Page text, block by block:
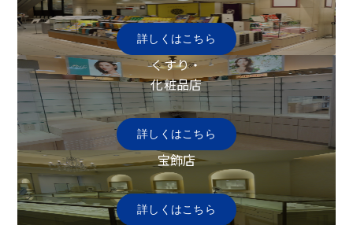
詳しくはこちら
くすり・
​​​​​​​化粧品店
詳しくはこちら
宝飾店
詳しくはこちら